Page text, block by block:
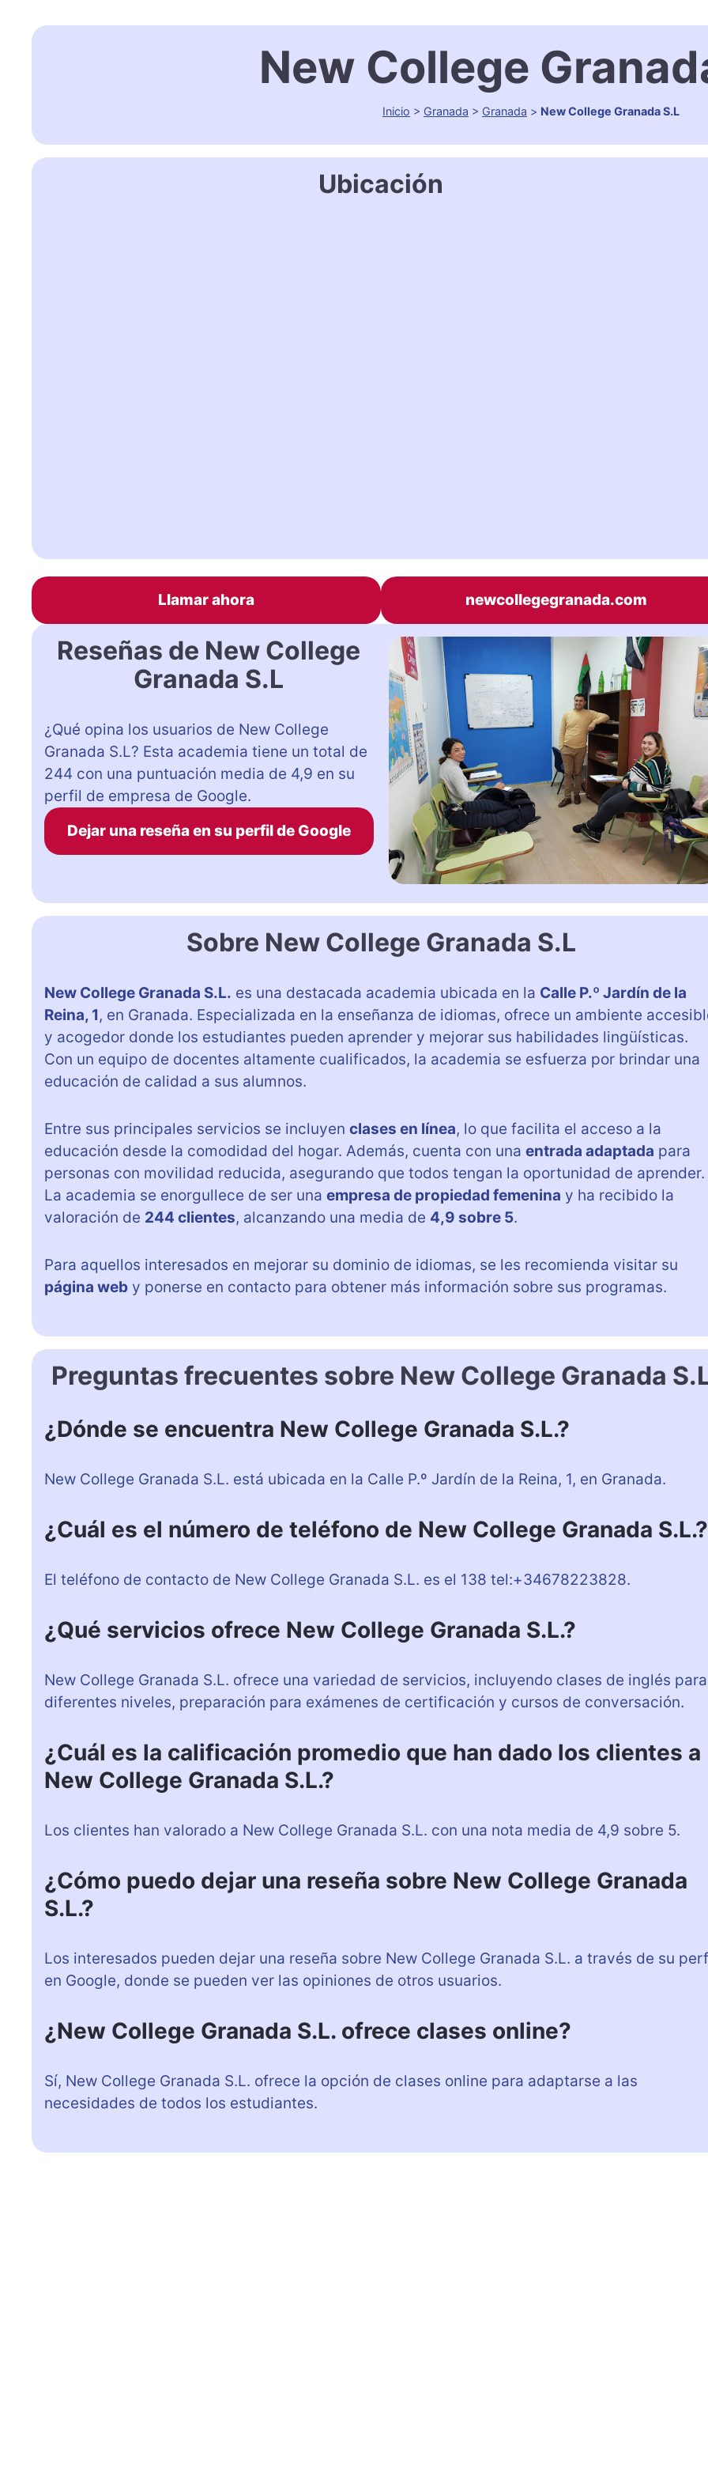
New College
Inicio > Granada > Granada > New College Granada S.L
Ubicación
Llamar ahora newcollegegranada.com
Reseñas de New College
Granada S.L
¿Qué opina los usuarios de New College
Granada S.L? Esta academia tiene un total de
244 con una puntuación media de 4,9 en su
perfil de empresa de Google.
Dejar una reseña en su perfil de Google
Sobre New College Granada S.L
New College Granada S.L. es una destacada academia ubicada en la Calle P.º Jardín de la
Reina, 1, en Granada. Especializada en la enseñanza de idiomas, ofrece un ambiente
y acogedor donde los estudiantes pueden aprender y mejorar sus habilidades lingüísticas.
Con un equipo de docentes altamente cualificados, la academia se esfuerza por brindar una
educación de calidad a sus alumnos.
Entre sus principales servicios se incluyen clases en línea, lo que facilita el acceso a la
educación desde la comodidad del hogar. Además, cuenta con una entrada adaptada para
personas con movilidad reducida, asegurando que todos tengan la oportunidad de aprender.
La academia se enorgullece de ser una empresa de propiedad femenina y ha recibido la
valoración de 244 clientes, alcanzando una media de 4,9 sobre 5.
Para aquellos interesados en mejorar su dominio de idiomas, se les recomienda visitar su
página web y ponerse en contacto para obtener más información sobre sus programas.
Preguntas frecuentes sobre New College Granada
¿Dónde se encuentra New College Granada S.L.?
New College Granada S.L. está ubicada en la Calle P.º Jardín de la Reina, 1, en Granada.
¿Cuál es el número de teléfono de New College Granada S.L.?
El teléfono de contacto de New College Granada S.L. es el 138 tel:+34678223828.
¿Qué servicios ofrece New College Granada S.L.?
New College Granada S.L. ofrece una variedad de servicios, incluyendo clases de inglés para
diferentes niveles, preparación para exámenes de certificación y cursos de conversación.
¿Cuál es la calificación promedio que han dado los clientes a
New College Granada S.L.?
Los clientes han valorado a New College Granada S.L. con una nota media de 4,9 sobre 5.
¿Cómo puedo dejar una reseña sobre New College Granada
S.L.?
Los interesados pueden dejar una reseña sobre New College Granada S.L. a través de su
en Google, donde se pueden ver las opiniones de otros usuarios.
¿New College Granada S.L. ofrece clases online?
Sí, New College Granada S.L. ofrece la opción de clases online para adaptarse a las
necesidades de todos los estudiantes.